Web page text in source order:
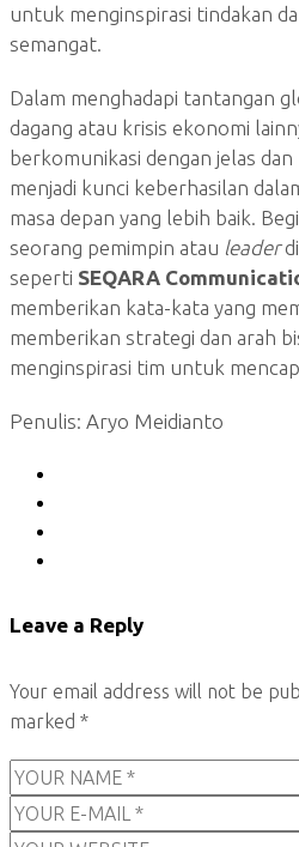
untuk menginspirasi tindakan
semangat.
Dalam menghadapi tantangan
dagang atau krisis ekonomi
berkomunikasi dengan jelas
menjadi kunci keberhasilan
masa depan yang lebih baik.
seorang pemimpin atau leader
seperti SEQARA
memberikan kata-kata yang
memberikan strategi dan arah
menginspirasi tim untuk
Penulis: Aryo Meidianto
Leave a Reply
Your email address will not be
marked *